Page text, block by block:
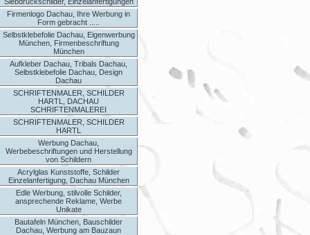
Firmenlogo Dachau, Ihre Werbung in
Form gebracht .....
Selbstklebefolie Dachau, Eigenwerbung
München, Firmenbeschriftung
München
Aufkleber Dachau, Tribals Dachau,
Selbstklebefolie Dachau, Design
Dachau
SCHRIFTENMALER, SCHILDER
HARTL, DACHAU
SCHRIFTENMALEREI
SCHRIFTENMALER, SCHILDER
HARTL
Werbung Dachau,
Werbebeschriftungen und Herstellung
von Schildern
Acrylglas Kunststoffe, Schilder
Einzelanfertigung, Dachau München
Edle Werbung, stilvolle Schilder,
ansprechende Reklame, Werbe
Unikate
Bautafeln München, Bauschilder
Dachau, Werbung am Bauzaun